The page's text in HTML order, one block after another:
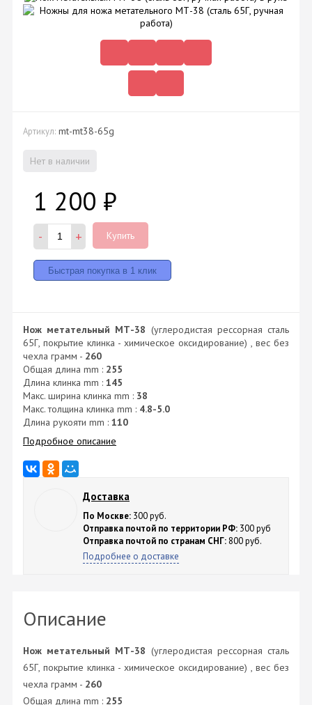
Артикул: mt-mt38-65g
Нет в наличии
1 200 ₽
- + Купить
Нож метательный МТ-38 (углеродистая рессорная сталь
65Г, покрытие клинка - химическое оксидирование) , вес без
чехла грамм - 260
Общая длина mm : 255
Длина клинка mm : 145
Макс. ширина клинка mm : 38
Макс. толщина клинка mm : 4.8-5.0
Длина рукояти mm : 110
Подробное описание
Доставка
По Москве: 300 руб.
Отправка почтой по территории РФ: 300 руб
Отправка почтой по странам СНГ: 800 руб.
Подробнее о доставке
Описание
Нож метательный МТ-38 (углеродистая рессорная сталь
65Г, покрытие клинка - химическое оксидирование) , вес без
чехла грамм - 260
Общая длина mm : 255